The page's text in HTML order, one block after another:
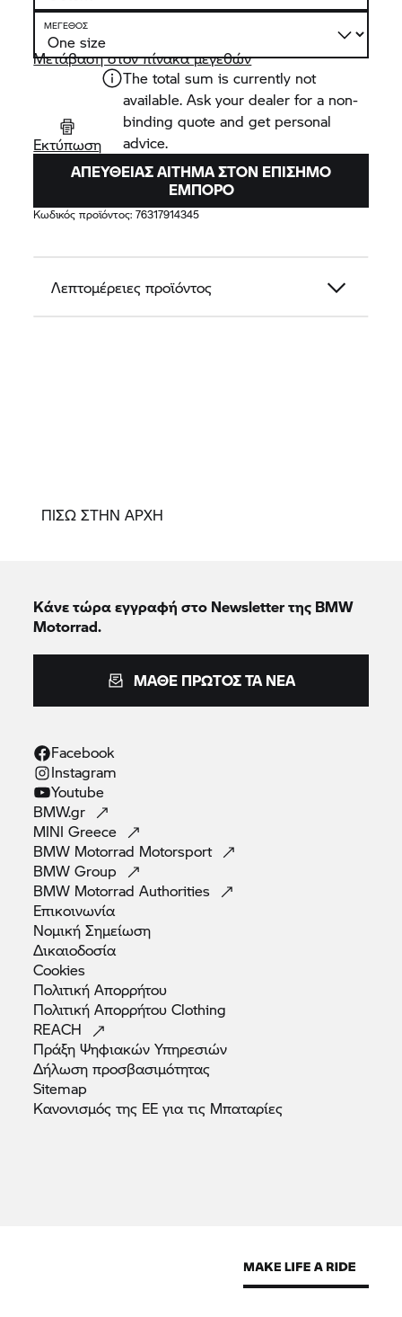
ΜΈΓΕΘΟΣ
Μετάβαση στον πίνακα μεγεθών
Εκτύπωση
The total sum is currently not
available. Ask your dealer for a non-
binding quote and get personal
advice.
ΑΠΕΥΘΕΊΑΣ ΑΊΤΗΜΑ ΣΤΟΝ ΕΠΊΣΗΜΟ
ΈΜΠΟΡΟ
Κωδικός προϊόντος:76317914345
Λεπτομέρειες προϊόντος
ΠΙΣΩ ΣΤΗΝ ΑΡΧΗ
Κάνε τώρα εγγραφή στο Newsletter της BMW
Motorrad.
ΜΆΘΕ ΠΡΏΤΟΣ ΤΑ ΝΈΑ
Facebook
Instagram
Youtube
BMW.gr
MINIGreece
BMW Motorrad Motorsport
BMWGroup
BMW MotorradAuthorities
Επικοινωνία
ΝομικήΣημείωση
Δικαιοδοσία
Cookies
ΠολιτικήΑπορρήτου
Πολιτική ΑπορρήτουClothing
REACH
Πράξη ΨηφιακώνΥπηρεσιών
Δήλωσηπροσβασιμότητας
Sitemap
Κανονισμός της ΕΕ για τις Μπαταρίες